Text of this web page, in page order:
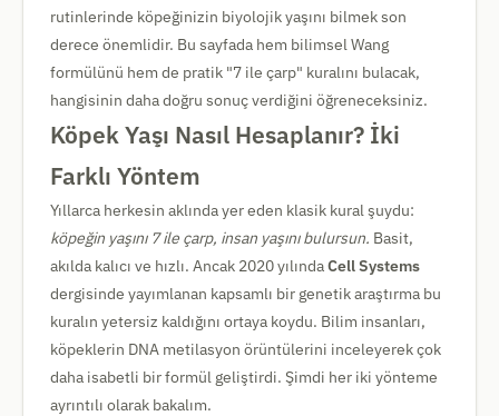
rutinlerinde köpeğinizin biyolojik yaşını bilmek son
derece önemlidir. Bu sayfada hem bilimsel Wang
formülünü hem de pratik "7 ile çarp" kuralını bulacak,
hangisinin daha doğru sonuç verdiğini öğreneceksiniz.
Köpek Yaşı Nasıl Hesaplanır? İki
Farklı Yöntem
Yıllarca herkesin aklında yer eden klasik kural şuydu:
köpeğin yaşını 7 ile çarp, insan yaşını bulursun. Basit,
akılda kalıcı ve hızlı. Ancak 2020 yılındaCell Systems
dergisinde yayımlanan kapsamlı bir genetik araştırma bu
kuralın yetersiz kaldığını ortaya koydu. Bilim insanları,
köpeklerin DNA metilasyon örüntülerini inceleyerek çok
daha isabetli bir formül geliştirdi. Şimdi her iki yönteme
ayrıntılı olarak bakalım.